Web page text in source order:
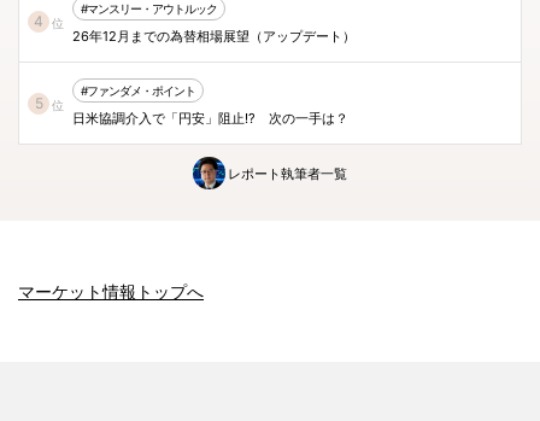
4 位
#マンスリー・アウトルック
26年12月までの為替相場展望（アップデート）
5 位
#ファンダメ・ポイント
日米協調介入で「円安」阻止!? 次の一手は？
レポート執筆者一覧
マーケット情報トップへ